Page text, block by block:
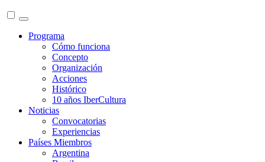
Programa
Cómo funciona
Concepto
Organización
Acciones
Histórico
10 años IberCultura
Noticias
Convocatorias
Experiencias
Países Miembros
Argentina